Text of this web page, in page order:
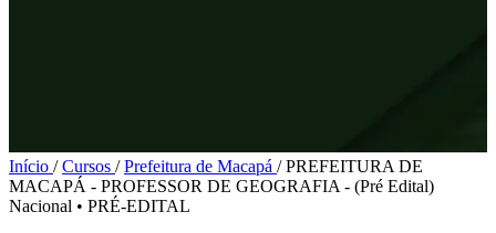
Início / Cursos / Prefeitura de Macapá / PREFEITURA DE
MACAPÁ - PROFESSOR DE GEOGRAFIA - (Pré Edital)
Nacional • PRÉ-EDITAL